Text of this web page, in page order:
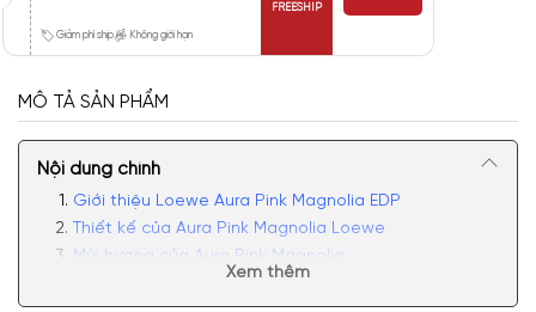
Giảm phí ship Không giới hạn
FREESHIP
MÔ TẢ SẢN PHẨM
Nội dung chính
Giới thiệu Loewe Aura Pink Magnolia EDP
Thiết kế của Aura Pink Magnolia Loewe
Mùi hương của Aura Pink Magnolia
Xem thêm